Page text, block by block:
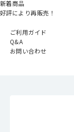
新着商品
好評により再販売！
ご利用ガイド
Q&A
お問い合わせ